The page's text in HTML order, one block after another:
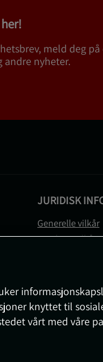
meld deg på
nyheter.
JURIDISK
Generelle vilkår
Betalingsvilkår
Medlemsvilkår
Prisløfte
Informasjon
knyttet til
vårt med våre